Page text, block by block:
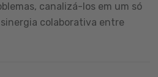
canalizá-los em um só
colaborativa entre